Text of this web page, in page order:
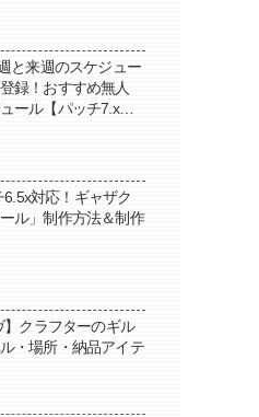
と来週のスケジュー
録！おすすめ無人
ール【パッチ7.x対
6.5x対応！ギャザク
ル」制作方法＆制作
】クラフターのギル
・場所・納品アイテ